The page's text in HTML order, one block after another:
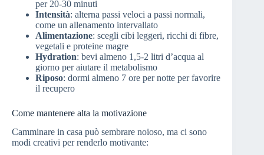
per 20-30 minuti
Intensità: alterna passi veloci a passi normali,
come un allenamento intervallato
Alimentazione: scegli cibi leggeri, ricchi di fibre,
vegetali e proteine magre
Hydration: bevi almeno 1,5-2 litri d’acqua al
giorno per aiutare il metabolismo
Riposo: dormi almeno 7 ore per notte per favorire
il recupero
Come mantenere alta la motivazione
Camminare in casa può sembrare noioso, ma ci sono
modi creativi per renderlo motivante: